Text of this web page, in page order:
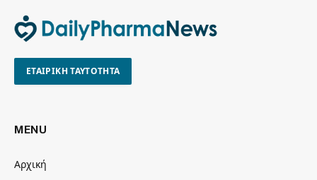
ΕΤΑΙΡΙΚΗ ΤΑΥΤΟΤΗΤΑ
MENU
Αρχική